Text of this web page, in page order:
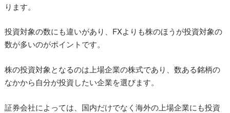
ります。
投資対象の数にも違いがあり、FXよりも株のほうが投資対象の
数が多いのがポイントです。
株の投資対象となるのは上場企業の株式であり、数ある銘柄の
なかから自分が投資したい企業を選びます。
証券会社によっては、国内だけでなく海外の上場企業にも投資